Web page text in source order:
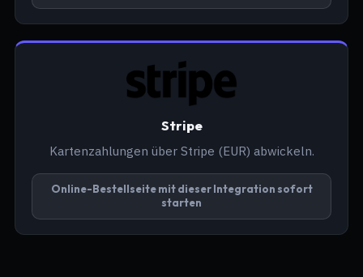
Stripe
Kartenzahlungen über Stripe (EUR) abwickeln.
Online-Bestellseite mit dieser Integration sofort
starten